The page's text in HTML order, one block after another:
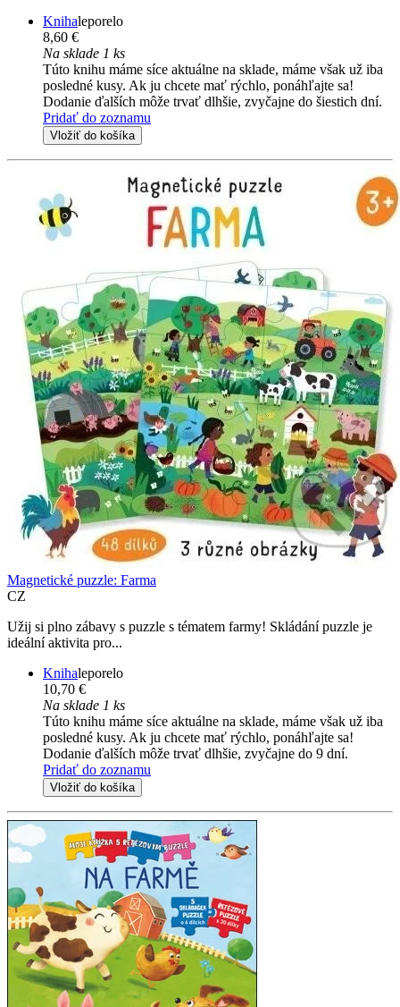
Knihaleporelo
8,60 €
Na sklade 1 ks
Túto knihu máme síce aktuálne na sklade, máme však už iba
posledné kusy. Ak ju chcete mať rýchlo, ponáhľajte sa!
Dodanie ďalších môže trvať dlhšie, zvyčajne do šiestich dní.
Pridať do zoznamu
Vložiť do košíka
Magnetické puzzle: Farma
CZ
Užij si plno zábavy s puzzle s tématem farmy! Skládání puzzle je
ideální aktivita pro...
Knihaleporelo
10,70 €
Na sklade 1 ks
Túto knihu máme síce aktuálne na sklade, máme však už iba
posledné kusy. Ak ju chcete mať rýchlo, ponáhľajte sa!
Dodanie ďalších môže trvať dlhšie, zvyčajne do 9 dní.
Pridať do zoznamu
Vložiť do košíka